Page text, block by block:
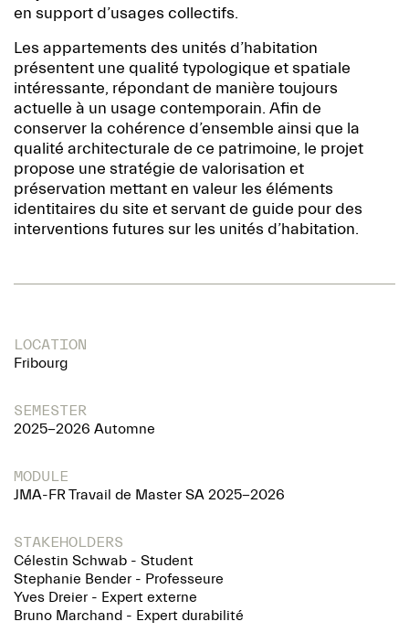
en support d’usages collectifs.
Les appartements des unités d’habitation
présentent une qualité typologique et spatiale
intéressante, répondant de manière toujours
actuelle à un usage contemporain. Afin de
conserver la cohérence d’ensemble ainsi que la
qualité architecturale de ce patrimoine, le projet
propose une stratégie de valorisation et
préservation mettant en valeur les éléments
identitaires du site et servant de guide pour des
interventions futures sur les unités d’habitation.
LOCATION
Fribourg
SEMESTER
2025-2026 Automne
MODULE
JMA-FR Travail de Master SA 2025-2026
STAKEHOLDERS
Célestin Schwab - Student
Stephanie Bender - Professeure
Yves Dreier - Expert externe
Bruno Marchand - Expert durabilité